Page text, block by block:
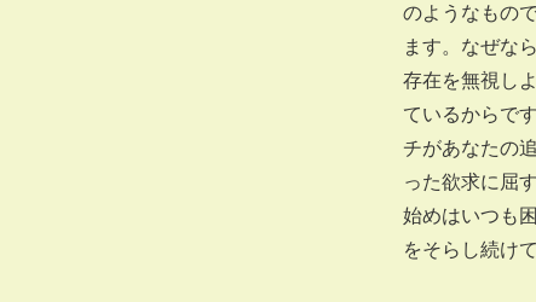
のようなもの
ます。なぜな
存在を無視し
ているからで
チがあなたの
った欲求に屈
始めはいつも
をそらし続け